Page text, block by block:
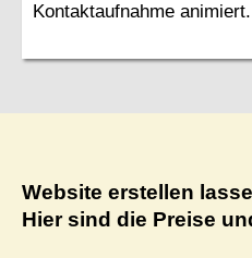
Kontaktaufnahme animiert.
Website erstellen
Hier sind die Preise